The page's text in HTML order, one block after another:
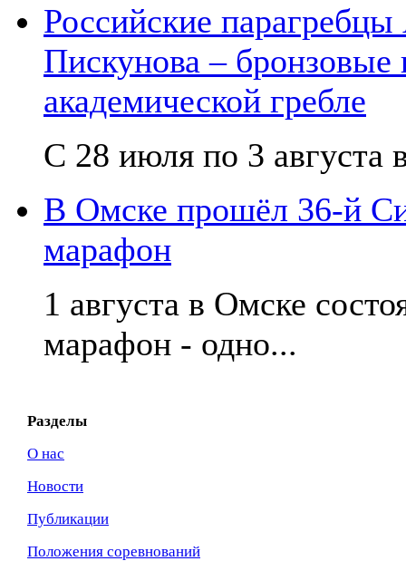
Российские
Пискунова –
академической гребле
С 28 июля по 3 августа
В Омске прошёл 36-й
марафон
1 августа в Омске
марафон - одно...
Разделы
О нас
Новости
Публикации
Положения соревнований